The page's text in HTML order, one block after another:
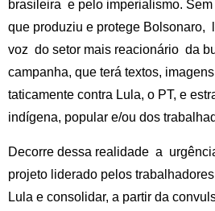
brasileira e pelo imperialismo.
que produziu e protege Bolsonaro,
voz do setor mais reacionário da
campanha, que terá textos,
taticamente contra Lula, o PT, e
indígena, popular e/ou dos
Decorre dessa realidade a
projeto liderado pelos
Lula e consolidar, a partir da